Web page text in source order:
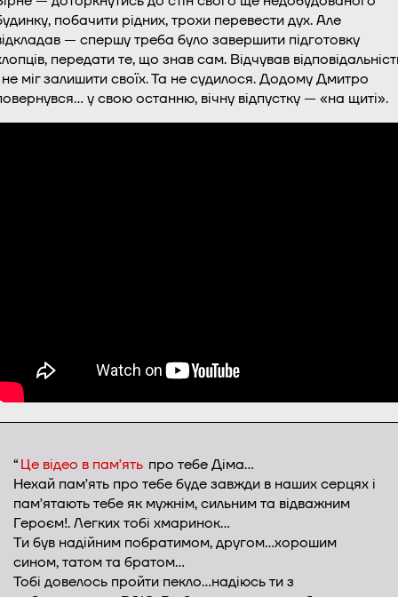
побачити рідних, трохи перевести дух. Але
— спершу треба було завершити підготовку
передати те, що знав сам. Відчував
не міг залишити своїх. Та не судилося. Додому Дмитро
у свою останню, вічну відпустку — «на щиті».
“Це відео в памʼять про тебе Діма…
Нехай памʼять про тебе буде завжди в наших серцях і
памʼятають тебе як мужнім, сильним та відважним
Героєм!. Легких тобі хмаринок…
Ти був надійним побратимом, другом…хорошим
сином, татом та братом…
Тобі довелось пройти пекло…надіюсь ти з